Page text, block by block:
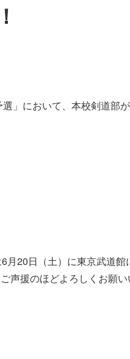
」において、本校剣道部
20日（土）に東京武道
援のほどよろしくお願い